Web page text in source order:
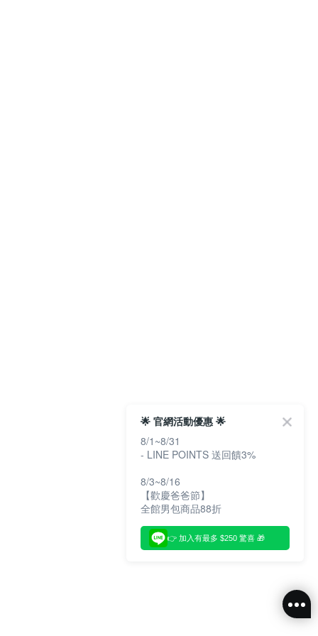
🌟 官網活動優惠 🌟
8/1~8/31
- LINE POINTS 送回饋3%
8/3~8/16
【歡慶爸爸節】
全館男包商品88折
👉 加入有最多 $250 驚喜 🎁